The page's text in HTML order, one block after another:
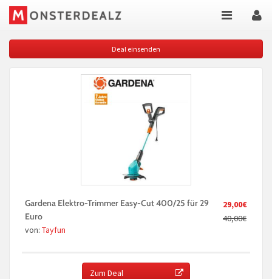
Deal einsenden
29,00€
40,00€
Gardena Elektro-Trimmer Easy-Cut 400/25 für 29
Euro
von: Tayfun
Zum Deal